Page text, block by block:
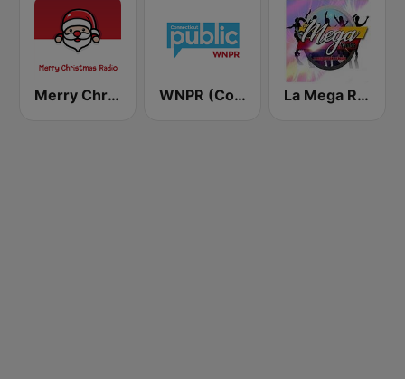
Merry Christmas Radio WNPR (Connecticut Public Radio) La Mega Rumba